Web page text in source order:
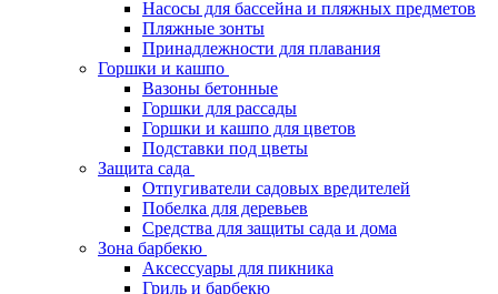
Насосы для бассейна и пляжных предметов
Пляжные зонты
Принадлежности для плавания
Горшки и кашпо
Вазоны бетонные
Горшки для рассады
Горшки и кашпо для цветов
Подставки под цветы
Защита сада
Отпугиватели садовых вредителей
Побелка для деревьев
Средства для защиты сада и дома
Зона барбекю
Аксессуары для пикника
Гриль и барбекю